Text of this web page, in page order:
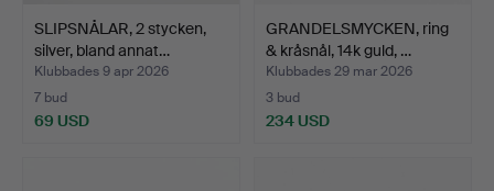
SLIPSNÅLAR, 2 stycken,
silver, bland annat…
Klubbades 9 apr 2026
7 bud
69 USD
GRANDELSMYCKEN, ring
& kråsnål, 14k guld, …
Klubbades 29 mar 2026
3 bud
234 USD